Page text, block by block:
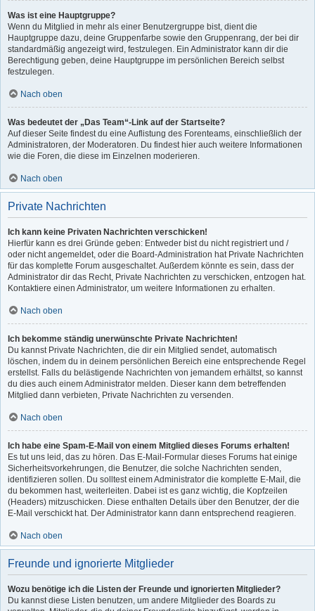
Was ist eine Hauptgruppe?
Wenn du Mitglied in mehr als einer Benutzergruppe bist, dient die
Hauptgruppe dazu, deine Gruppenfarbe sowie den Gruppenrang, der bei dir
standardmäßig angezeigt wird, festzulegen. Ein Administrator kann dir die
Berechtigung geben, deine Hauptgruppe im persönlichen Bereich selbst
festzulegen.
Nach oben
Was bedeutet der „Das Team“-Link auf der Startseite?
Auf dieser Seite findest du eine Auflistung des Forenteams, einschließlich der
Administratoren, der Moderatoren. Du findest hier auch weitere Informationen
wie die Foren, die diese im Einzelnen moderieren.
Nach oben
Private Nachrichten
Ich kann keine Privaten Nachrichten verschicken!
Hierfür kann es drei Gründe geben: Entweder bist du nicht registriert und /
oder nicht angemeldet, oder die Board-Administration hat Private Nachrichten
für das komplette Forum ausgeschaltet. Außerdem könnte es sein, dass der
Administrator dir das Recht, Private Nachrichten zu verschicken, entzogen hat.
Kontaktiere einen Administrator, um weitere Informationen zu erhalten.
Nach oben
Ich bekomme ständig unerwünschte Private Nachrichten!
Du kannst Private Nachrichten, die dir ein Mitglied sendet, automatisch
löschen, indem du in deinem persönlichen Bereich eine entsprechende Regel
erstellst. Falls du belästigende Nachrichten von jemandem erhältst, so kannst
du dies auch einem Administrator melden. Dieser kann dem betreffenden
Mitglied dann verbieten, Private Nachrichten zu versenden.
Nach oben
Ich habe eine Spam-E-Mail von einem Mitglied dieses Forums erhalten!
Es tut uns leid, das zu hören. Das E-Mail-Formular dieses Forums hat einige
Sicherheitsvorkehrungen, die Benutzer, die solche Nachrichten senden,
identifizieren sollen. Du solltest einem Administrator die komplette E-Mail, die
du bekommen hast, weiterleiten. Dabei ist es ganz wichtig, die Kopfzeilen
(Headers) mitzuschicken. Diese enthalten Details über den Benutzer, der die
E-Mail verschickt hat. Der Administrator kann dann entsprechend reagieren.
Nach oben
Freunde und ignorierte Mitglieder
Wozu benötige ich die Listen der Freunde und ignorierten Mitglieder?
Du kannst diese Listen benutzen, um andere Mitglieder des Boards zu